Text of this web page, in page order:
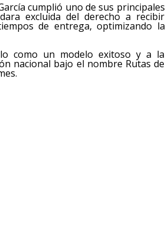
cumplió uno de sus principales
excluida del derecho a recibir
de entrega, optimizando la
como un modelo exitoso y a la
nacional bajo el nombre Rutas de